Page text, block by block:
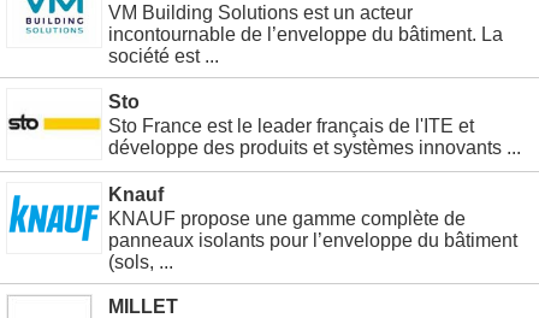
VM Building Solutions est un acteur
incontournable de l’enveloppe du bâtiment. La
société est ...
Sto
Sto France est le leader français de l'ITE et
développe des produits et systèmes innovants ...
Knauf
KNAUF propose une gamme complète de
panneaux isolants pour l’enveloppe du bâtiment
(sols, ...
MILLET